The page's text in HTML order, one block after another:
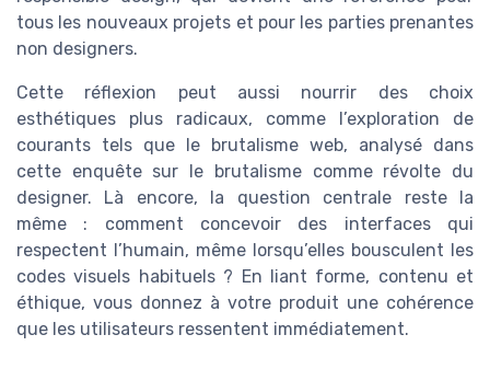
tous les nouveaux projets et pour les parties prenantes
non designers.
Cette réflexion peut aussi nourrir des choix
esthétiques plus radicaux, comme l’exploration de
courants tels que le brutalisme web, analysé dans
cette enquête sur le brutalisme comme révolte du
designer. Là encore, la question centrale reste la
même : comment concevoir des interfaces qui
respectent l’humain, même lorsqu’elles bousculent les
codes visuels habituels ? En liant forme, contenu et
éthique, vous donnez à votre produit une cohérence
que les utilisateurs ressentent immédiatement.